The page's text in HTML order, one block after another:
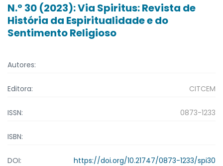
N.º 30 (2023): Via Spiritus: Revista de
História da Espiritualidade e do
Sentimento Religioso
Autores:
Editora: CITCEM
ISSN: 0873-1233
ISBN:
DOI: https://doi.org/10.21747/0873-1233/spi30